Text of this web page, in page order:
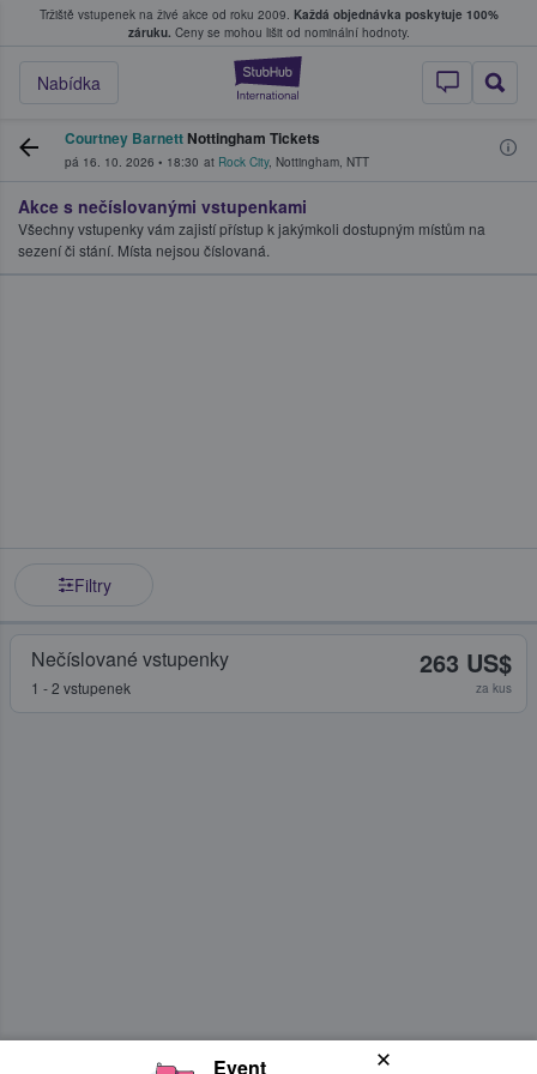
Tržiště vstupenek na živé akce od roku 2009. Každá objednávka poskytuje 100%
záruku. Ceny se mohou lišit od nominální hodnoty.
StubHub –
Nabídka
kde fanoušci kupují a prodávají vstupenky
Courtney Barnett Nottingham Tickets
pá 16. 10. 2026 • 18:30 at Rock City, Nottingham, NTT
Akce s nečíslovanými vstupenkami
Všechny vstupenky vám zajistí přístup k jakýmkoli dostupným místům na
sezení či stání. Místa nejsou číslovaná.
Filtry
Nečíslované vstupenky
1 - 2 vstupenek
263 US$
za kus
Event